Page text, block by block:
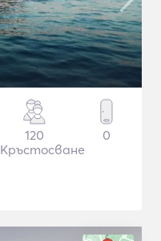
120
Кръстосване
0